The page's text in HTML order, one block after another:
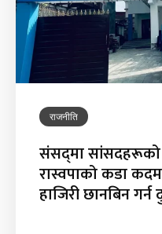
राजनीति
संसद्‌मा सांसदहरूको
रास्वपाको कडा
हाजिरी छानबिन